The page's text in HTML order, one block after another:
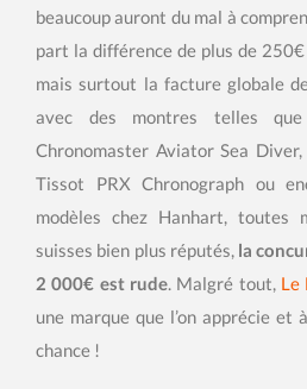
beaucoup auront du mal à
part la différence de plus de
mais surtout la facture globale
avec des montres telles
Chronomaster Aviator Sea
Tissot PRX Chronograph ou
modèles chez Hanhart, toutes
suisses bien plus réputés, la
2 000€ est rude. Malgré tout, Le
une marque que l’on apprécie et
chance !